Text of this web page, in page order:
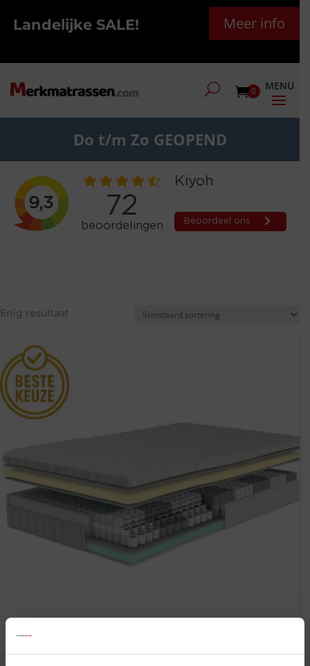
Landelijke SALE! Meer info
0
Do t/m Zo GEOPEND
Enig resultaat
ErkendMatras Twijfelaar